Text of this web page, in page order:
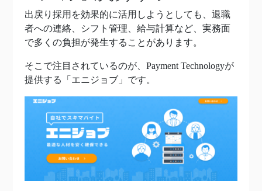
出戻り採用を効果的に活用しようとしても、退職
者への連絡、シフト管理、給与計算など、実務面
で多くの負担が発生することがあります。
そこで注目されているのが、Payment Technologyが
提供する「エニジョブ」です。